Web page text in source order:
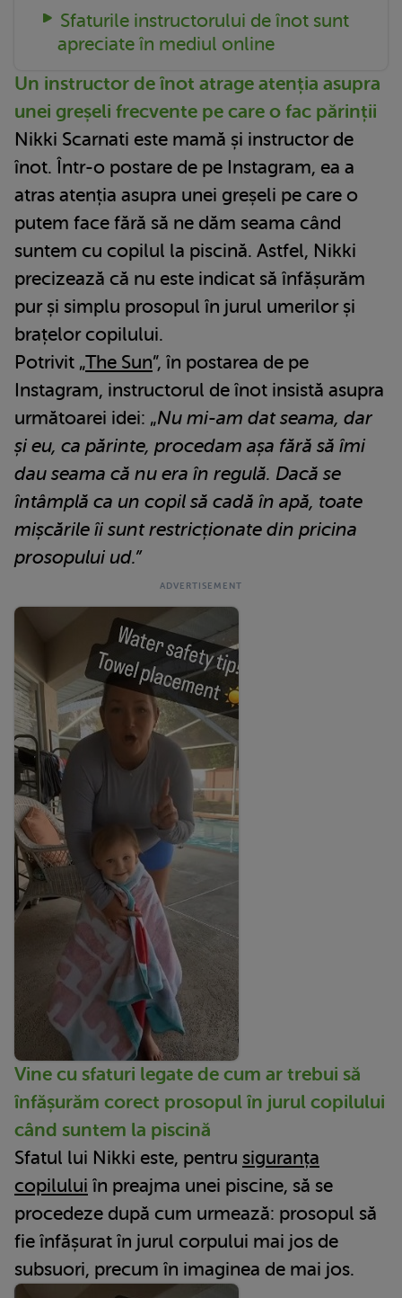
Sfaturile instructorului de înot sunt
apreciate în mediul online
Un instructor de înot atrage atenția asupra
unei greșeli frecvente pe care o fac părinții
Nikki Scarnati este mamă și instructor de
înot. Într-o postare de pe Instagram, ea a
atras atenția asupra unei greșeli pe care o
putem face fără să ne dăm seama când
suntem cu copilul la piscină. Astfel, Nikki
precizează că nu este indicat să înfășurăm
pur și simplu prosopul în jurul umerilor și
brațelor copilului.
Potrivit „The Sun”, în postarea de pe
Instagram, instructorul de înot insistă asupra
următoarei idei: „Nu mi-am dat seama, dar
și eu, ca părinte, procedam așa fără să îmi
dau seama că nu era în regulă. Dacă se
întâmplă ca un copil să cadă în apă, toate
mișcările îi sunt restricționate din pricina
prosopului ud.”
Vine cu sfaturi legate de cum ar trebui să
înfășurăm corect prosopul în jurul copilului
când suntem la piscină
Sfatul lui Nikki este, pentru siguranța
copilului în preajma unei piscine, să se
procedeze după cum urmează: prosopul să
fie înfășurat în jurul corpului mai jos de
subsuori, precum în imaginea de mai jos.